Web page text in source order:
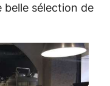
belle sélection de